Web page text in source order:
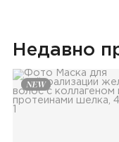
Недавно